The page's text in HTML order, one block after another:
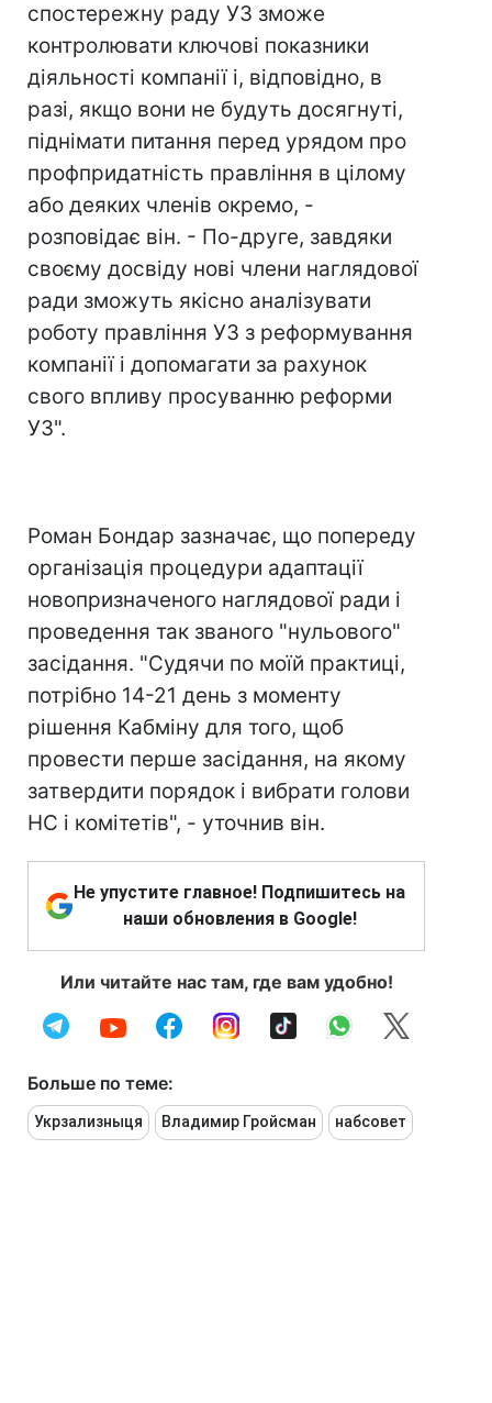
спостережну раду УЗ зможе
контролювати ключові показники
діяльності компанії і, відповідно, в
разі, якщо вони не будуть досягнуті,
піднімати питання перед урядом про
профпридатність правління в цілому
або деяких членів окремо, -
розповідає він. - По-друге, завдяки
своєму досвіду нові члени наглядової
ради зможуть якісно аналізувати
роботу правління УЗ з реформування
компанії і допомагати за рахунок
свого впливу просуванню реформи
УЗ".
Роман Бондар зазначає, що попереду
організація процедури адаптації
новопризначеного наглядової ради і
проведення так званого "нульового"
засідання. "Судячи по моїй практиці,
потрібно 14-21 день з моменту
рішення Кабміну для того, щоб
провести перше засідання, на якому
затвердити порядок і вибрати голови
НС і комітетів", - уточнив він.
Не упустите главное! Подпишитесь на
наши обновления в Google!
Или читайте нас там, где вам удобно!
Больше по теме:
Укрзализныця Владимир Гройсман набсовет